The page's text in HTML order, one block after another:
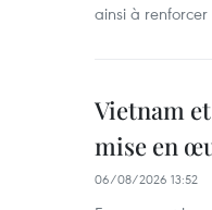
ainsi à
Vietnam
mise en
06/08/2026 13:52